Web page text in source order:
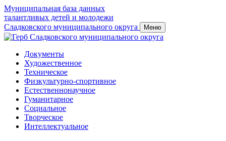
Муниципальная база данных
талантливых детей и молодежи
Сладковского муниципального округа
Меню
Документы
Художественное
Техническое
Физкультурно-спортивное
Естественнонаучное
Гуманитарное
Социальное
Творческое
Интеллектуальное